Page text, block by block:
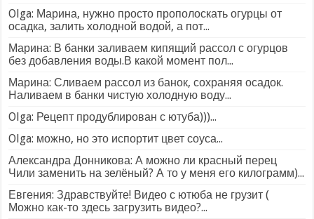
Olga: Марина, нужно просто прополоскать огурцы от
осадка, залить холодной водой, а пот...
Марина: В банки заливаем кипящий рассол с огурцов
без добавления воды.В какой момент пол...
Марина: Сливаем рассол из банок, сохраняя осадок.
Наливаем в банки чистую холодную воду...
Olga: Рецепт продублирован с ютуба)))...
Olga: можно, но это испортит цвет соуса...
Александра Донникова: А можно ли красный перец
Чили заменить на зелёный? А то у меня его килограмм)...
Евгения: Здравствуйте! Видео с ютюба не грузит (
Можно как-то здесь загрузить видео?...